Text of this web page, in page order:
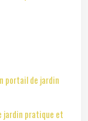
portail de jardin
jardin pratique et